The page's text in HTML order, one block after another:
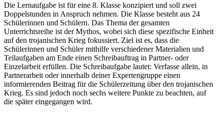
Die Lernaufgabe ist für eine 8. Klasse konzipiert und soll zwei
Doppelstunden in Anspruch nehmen. Die Klasse besteht aus 24
Schülerinnen und Schülern. Das Thema der gesamten
Unterrichtsreihe ist der Mythos, wobei sich diese spezifische Einheit
auf den trojanischen Krieg fokussiert. Ziel ist es, dass die
Schülerinnen und Schüler mithilfe verschiedener Materialien und
Teilaufgaben am Ende einen Schreibauftrag in Partner- oder
Einzelarbeit erfüllen. Die Schreibaufgabe lautet: Verfasse allein, in
Partnerarbeit oder innerhalb deiner Expertengruppe einen
informierenden Beitrag für die Schülerzeitung über den trojanischen
Krieg. Es sind jedoch noch sechs weitere Punkte zu beachten, auf
die später eingegangen wird.